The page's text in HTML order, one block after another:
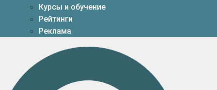
Курсы и обучение
Рейтинги
Реклама